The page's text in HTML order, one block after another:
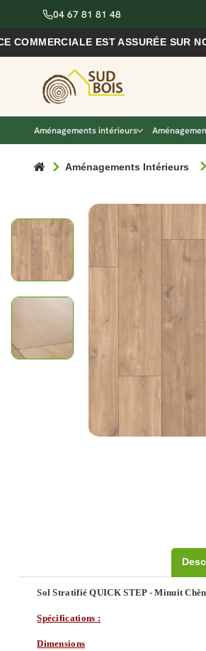
04 67 81 81 48
EST ASSURÉE SUR NOS
Aménagements intérieurs
Aménagements Intérieurs
Sol Stratifié QUICK STEP - Minuit
Spécifications :
Dimensions